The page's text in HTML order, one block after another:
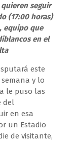
quieren seguir
(17:00 horas)
equipo que
en el
este
y lo
le puso las
del
en esa
un Estadio
de visitante,